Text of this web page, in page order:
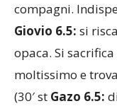
compagni.
Giovio 6.5: si
opaca. Si
moltissimo e
(30′ st Gazo 6.5: